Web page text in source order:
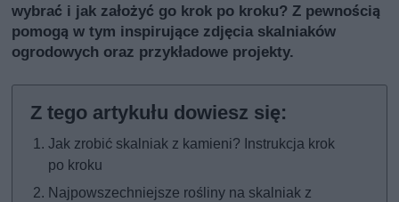
wybrać i jak założyć go krok po kroku? Z pewnością
pomogą w tym inspirujące zdjęcia skalniaków
ogrodowych oraz przykładowe projekty.
Jak zrobić skalniak z kamieni? Instrukcja krok
po kroku
Najpowszechniejsze rośliny na skalniak z